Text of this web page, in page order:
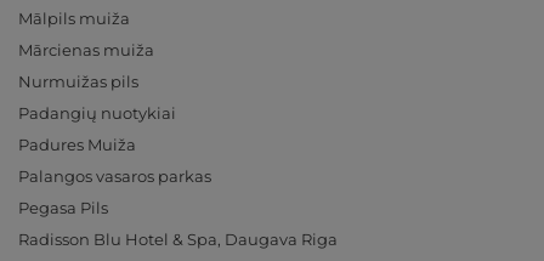
Mālpils muiža
Mārcienas muiža
Nurmuižas pils
Padangių nuotykiai
Padures Muiža
Palangos vasaros parkas
Pegasa Pils
Radisson Blu Hotel & Spa, Daugava Riga